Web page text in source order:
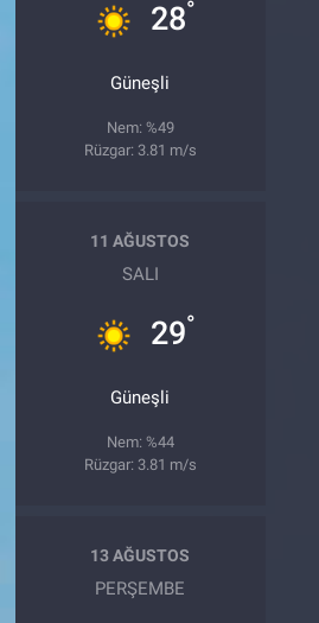
28°
Güneşli
Nem: %49
Rüzgar: 3.81 m/s
11 AĞUSTOS
SALI
29°
Güneşli
Nem: %44
Rüzgar: 3.81 m/s
13 AĞUSTOS
PERŞEMBE